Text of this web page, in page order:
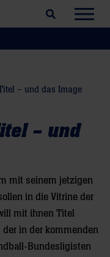
Suchfeld öffnen
– und das Image
– und
mit seinem jetzigen
in die Vitrine der
mit ihnen Titel
der in der kommenden
Bundesligisten